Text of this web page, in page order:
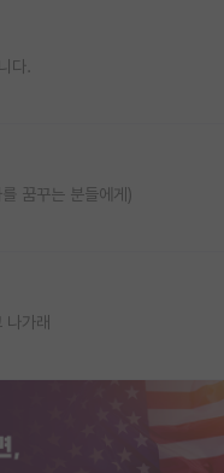
다.
꿈꾸는 분들에게)
가래